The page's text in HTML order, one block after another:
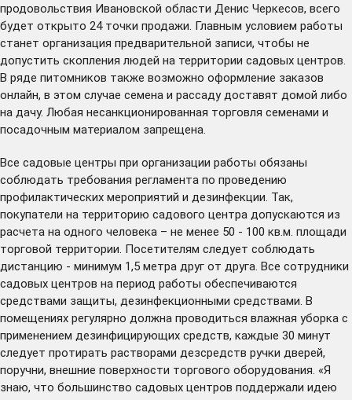
продовольствия Ивановской области Денис Черкесов, всего
будет открыто 24 точки продажи. Главным условием работы
станет организация предварительной записи, чтобы не
допустить скопления людей на территории садовых центров.
В ряде питомников также возможно оформление заказов
онлайн, в этом случае семена и рассаду доставят домой либо
на дачу. Любая несанкционированная торговля семенами и
посадочным материалом запрещена.
Все садовые центры при организации работы обязаны
соблюдать требования регламента по проведению
профилактических мероприятий и дезинфекции. Так,
покупатели на территорию садового центра допускаются из
расчета на одного человека – не менее 50 - 100 кв.м. площади
торговой территории. Посетителям следует соблюдать
дистанцию - минимум 1,5 метра друг от друга. Все сотрудники
садовых центров на период работы обеспечиваются
средствами защиты, дезинфекционными средствами. В
помещениях регулярно должна проводиться влажная уборка с
применением дезинфицирующих средств, каждые 30 минут
следует протирать растворами дезсредств ручки дверей,
поручни, внешние поверхности торгового оборудования. «Я
знаю, что большинство садовых центров поддержали идею